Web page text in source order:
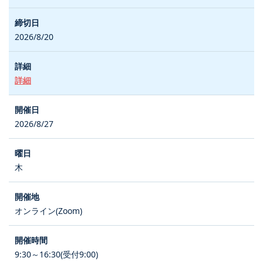
2026/8/20
詳細
2026/8/27
木
オンライン(Zoom)
9:30～16:30(受付9:00)